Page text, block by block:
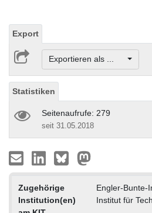
Export
Exportieren als ...
Statistiken
Seitenaufrufe: 279
seit 31.05.2018
Zugehörige
Institution(en)
Engler-Bunte-
Institut für